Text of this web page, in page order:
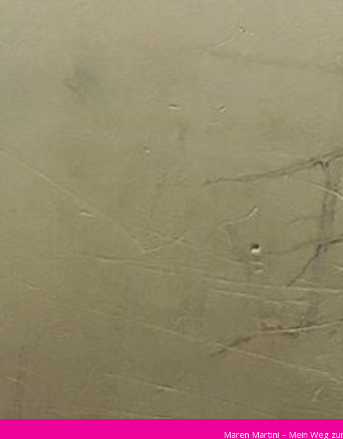
Maren Martini – Mein Weg